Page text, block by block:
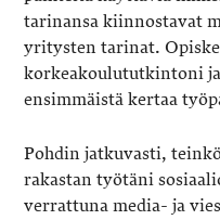
tarinansa kiinnostavat
yritysten tarinat.
korkeakoulututkintoni
ensimmäistä kertaa
Pohdin jatkuvasti,
rakastan työtäni
verrattuna media- ja